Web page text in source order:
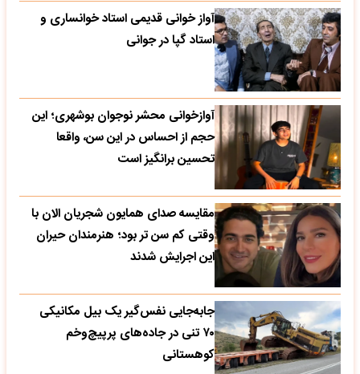
آواز خوانی قدیمی استاد خوانساری و
استاد گپا در جوانی
آوازخوانی محشر نوجوان بوشهری؛ این
حجم از احساس در این سن، واقعا
تحسین‌ برانگیز است
مقایسه صدای همایون شجریان الان با
وقتی کم سن تر بود؛ هنرمندان حیران
این اجرایش شدند
جابه‌جایی نفس‌گیر یک بیل مکانیکی
۷۰ تنی در جاده‌های پرپیچ‌وخم
کوهستانی